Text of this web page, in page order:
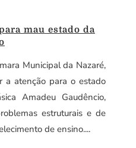
mau estado da
Municipal da Nazaré,
a atenção para o estado
Amadeu Gaudêncio,
estruturais e de
de ensino....